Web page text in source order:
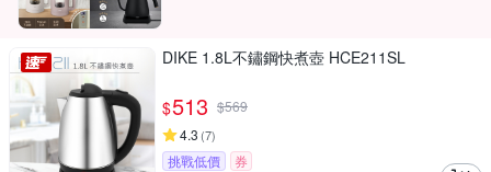
DIKE 1.8L不鏽鋼快煮壺 HCE211SL
$513 $569
4.3 (7)
挑戰低價 券